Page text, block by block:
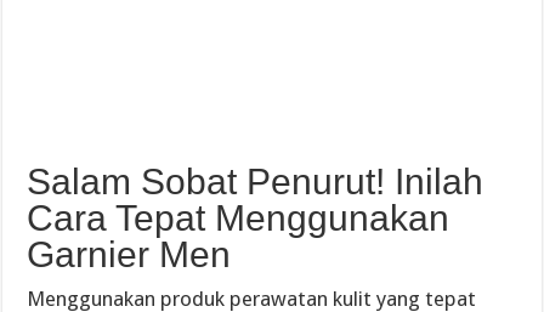
Salam Sobat Penurut! Inilah
Cara Tepat Menggunakan
Garnier Men
Menggunakan produk perawatan kulit yang tepat